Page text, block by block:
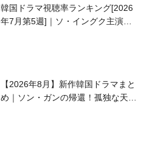
韓国ドラマ視聴率ランキング[2026
年7月第5週]｜ソ・イングク主演の
【2026年8月】新作韓国ドラマまと
め｜ソン・ガンの帰還！孤独な天才